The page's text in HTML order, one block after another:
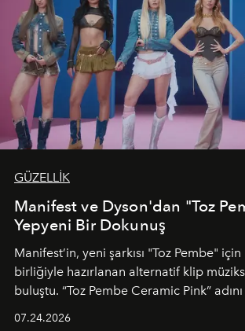
GÜZELLİK
Manifest ve Dyson'dan "Toz
Yepyeni Bir Dokunuş
Manifest’in, yeni şarkısı "Toz Pembe"
birliğiyle hazırlanan alternatif klip
buluştu. “Toz Pembe Ceramic Pink”
07.24.2026